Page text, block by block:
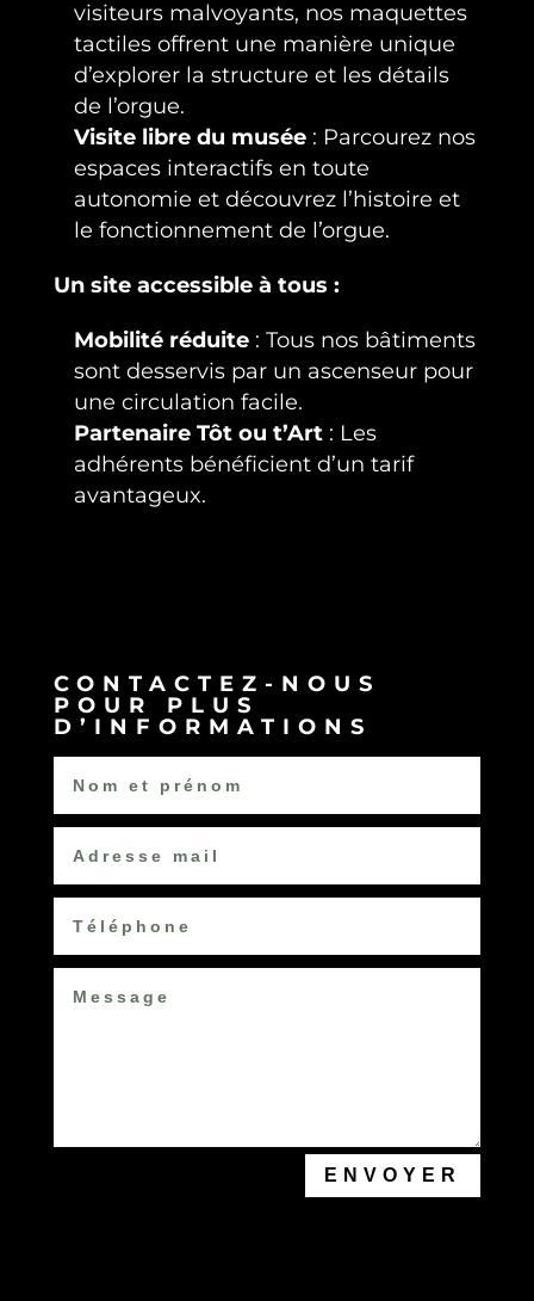
visiteurs malvoyants, nos maquettes
tactiles offrent une manière unique
d’explorer la structure et les détails
de l’orgue.
Visite libre du musée: Parcourez nos
espaces interactifs en toute
autonomie et découvrez l’histoire et
le fonctionnement de l’orgue.
Un site accessible à tous :
Mobilité réduite: Tous nos bâtiments
sont desservis par un ascenseur pour
une circulation facile.
Partenaire Tôt ou t’Art: Les
adhérents bénéficient d’un tarif
avantageux.
CONTACTEZ-NOUS
POUR PLUS
D’INFORMATIONS
ENVOYER